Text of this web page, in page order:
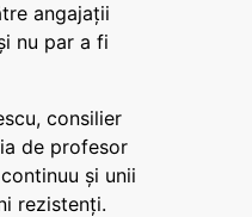
angajații
nu par a fi
consilier
de profesor
și unii
rezistenți.